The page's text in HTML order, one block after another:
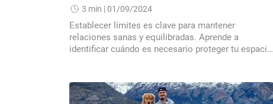
3 min | 01/09/2024
Establecer límites es clave para mantener
relaciones sanas y equilibradas. Aprende a
identificar cuándo es necesario proteger tu espacio